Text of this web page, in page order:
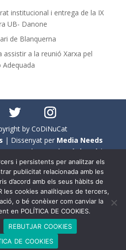
institucional i entrega de la IX
UB- Danone
de Blanquerna
assistir a la reunió Xarxa pel
by CoDiNuCat
| Dissenyat per Media Needs
aCoDiNuCat |Avís legal|
per cookies
en compte l'ús no sexista del
això, i a causa de la seva
fer de manera exhaustiva. Per
, s'ha utilitzat el femení com a
professió que compta amb al
persones del sexe femení.
i persistents per analitzar els
publicitat relacionada amb les
d’acord amb els seus hàbits de
les cookies analítiques de tercers,
o bé conèixer com canviar la
en POLÍTICA DE COOKIES.
REBUTJAR COOKIES
DE COOKIES